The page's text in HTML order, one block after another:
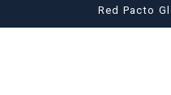
Red Pacto